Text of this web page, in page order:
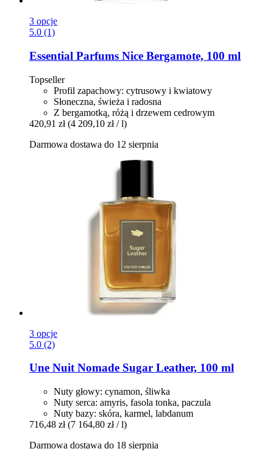
3 opcje
5.0 (1)
Essential Parfums Nice Bergamote, 100 ml
Topseller
Profil zapachowy: cytrusowy i kwiatowy
Słoneczna, świeża i radosna
Z bergamotką, różą i drzewem cedrowym
420,91 zł (4 209,10 zł / l)
Darmowa dostawa do 12 sierpnia
3 opcje
5.0 (2)
Une Nuit Nomade Sugar Leather, 100 ml
Nuty głowy: cynamon, śliwka
Nuty serca: amyris, fasola tonka, paczula
Nuty bazy: skóra, karmel, labdanum
716,48 zł (7 164,80 zł / l)
Darmowa dostawa do 18 sierpnia